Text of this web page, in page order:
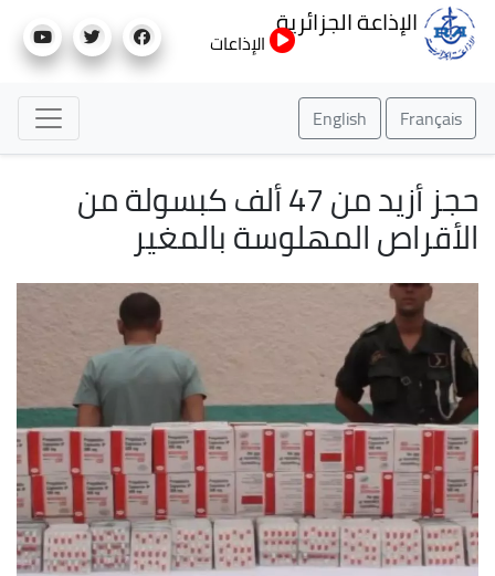
إلى
الإذاعة الجزائرية
الإذاعات
Français
English
حجز أزيد من 47 ألف كبسولة من
الأقراص المهلوسة بالمغير